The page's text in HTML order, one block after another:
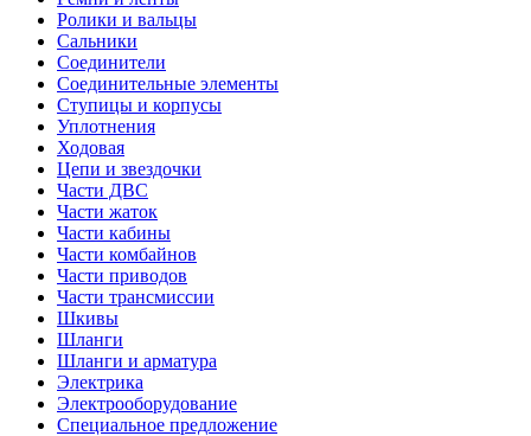
Ролики и вальцы
Сальники
Соединители
Соединительные элементы
Ступицы и корпусы
Уплотнения
Ходовая
Цепи и звездочки
Части ДВС
Части жаток
Части кабины
Части комбайнов
Части приводов
Части трансмиссии
Шкивы
Шланги
Шланги и арматура
Электрика
Электрооборудование
Специальное предложение